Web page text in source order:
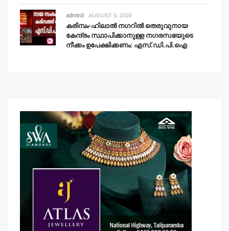
admin3 AUGUST 5, 2026
കരിമ്പം-ഹിലാല്‍ നഗറില്‍ തെരുവുനായ
കേന്ദ്രം സ്ഥാപിക്കാനുള്ള നഗരസഭയുടെ
നീക്കം ഉപേക്ഷിക്കണം: എസ്.ഡി.പി.ഐ